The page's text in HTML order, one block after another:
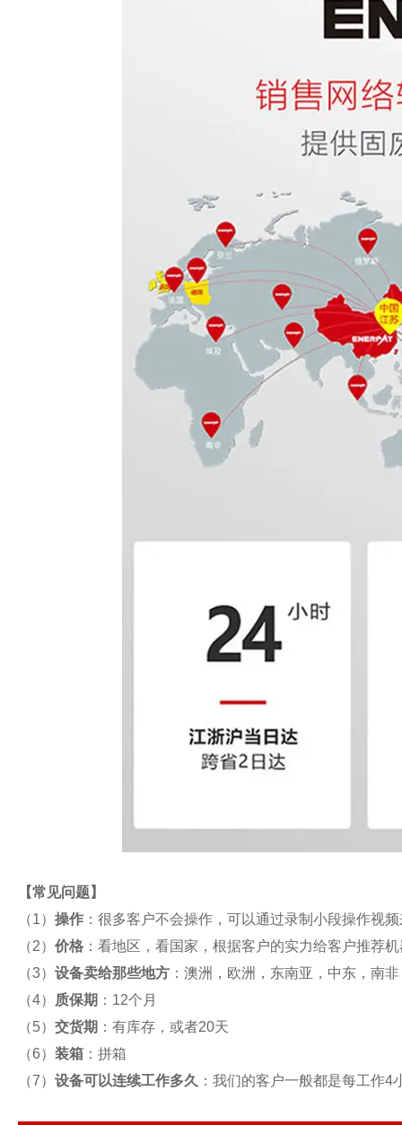
【常见问题】
（1） 操作 ：很多客户不会操作，可以通过录制小段操作视
（2） 价格 ：看地区，看国家，根据客户的实力给客户推荐
（3） 设备卖给那些地方 ：澳洲，欧洲，东南亚，中东，南
（4）
质保期 ：12个月
（5） 交货期 ：有库存，或者20天
（6） 装箱 ：拼箱
（7） 设备可以连续工作多久 ：我们的客户一般都是每工作